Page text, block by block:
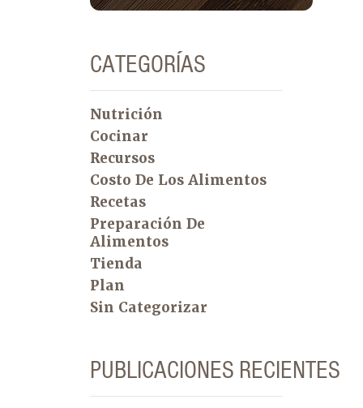
CATEGORÍAS
Nutrición
Cocinar
Recursos
Costo De Los Alimentos
Recetas
Preparación De
Alimentos
Tienda
Plan
Sin Categorizar
PUBLICACIONES RECIENTES